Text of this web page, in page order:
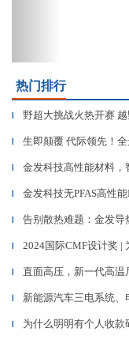
热门排行
▎ 野超大挑战火热开赛
▎ 生即颠覆 代际领先！
▎ 金发科技高性能材料
▎ 金发科技无PFAS高性
▎ 告别散热难题：金发导
▎ 2024国际CMF设计奖 |
▎ 直面高压，新一代高温
▎ 新能源汽车三电系统
▎ 为什么明明有个人收